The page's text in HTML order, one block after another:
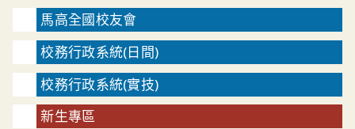
馬高全國校友會
校務行政系統(日間)
校務行政系統(實技)
新生專區